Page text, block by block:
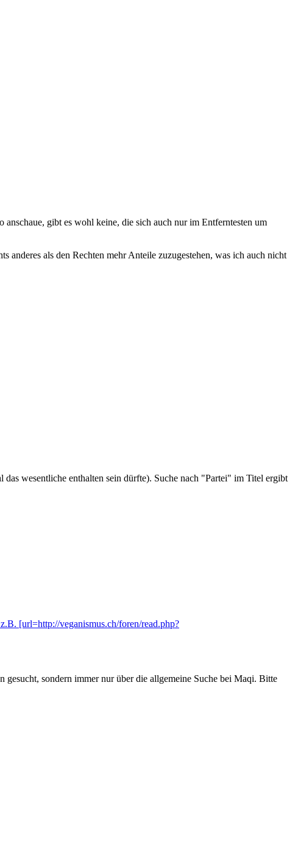
gibt es wohl keine, die sich auch nur im Entferntesten um
anderes als den Rechten mehr Anteile zuzugestehen, was ich auch nicht
das wesentliche enthalten sein dürfte). Suche nach "Partei" im Titel ergibt
[url=http://veganismus.ch/foren/read.php?
sondern immer nur über die allgemeine Suche bei Maqi. Bitte